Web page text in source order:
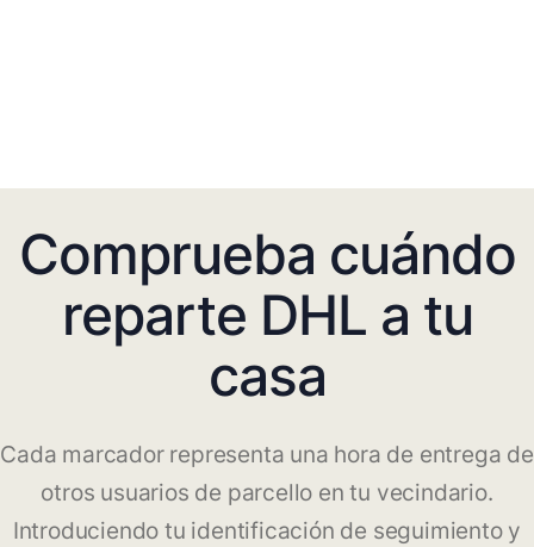
Comprueba cuándo
reparte DHL a tu
casa
Cada marcador representa una hora de entrega de
otros usuarios de parcello en tu vecindario.
Introduciendo tu identificación de seguimiento y